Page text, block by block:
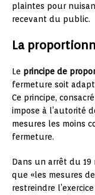
plaintes pour
recevant du public.
La
Le principe de
fermeture soit
Ce principe,
impose à l’autorité
mesures les moins
fermeture.
Dans un arrêt du 19
que «les mesures
restreindre